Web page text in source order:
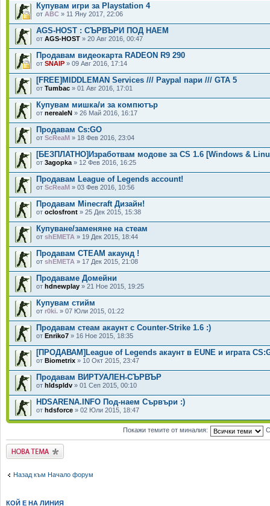
Купувам игри за Playstation 4
от ABC » 11 Яну 2017, 22:06
AGS-HOST : СЪРВЪРИ ПОД НАЕМ
от AGS-HOST » 20 Авг 2016, 00:47
Продавам видеокарта RADEON R9 290
от SNAIP » 09 Авг 2016, 17:14
[FREE]MIDDLEMAN Services /// Paypal пари /// GTA 5
от Tumbac » 01 Авг 2016, 17:01
Купувам мишка/и за компютър
от nerealeN » 26 Май 2016, 16:17
Продавам Cs:GO
от ScReaM » 18 Фев 2016, 23:04
[БЕЗПЛАТНО]Изработвам модове за CS 1.6 [Windows &
от 3agopka » 12 Фев 2016, 16:25
Продавам League of Legends account!
от ScReaM » 03 Фев 2016, 10:56
Продавам Minecraft Дизайн!
от oclosfront » 25 Дек 2015, 15:38
Купуване/заменяне на стеам
от shEMETA » 19 Дек 2015, 18:44
Продавам СТЕАМ акаунд !
от shEMETA » 17 Дек 2015, 21:08
Продаваме Домейни
от hdnewplay » 21 Ное 2015, 19:25
Купувам стийм
от r0ki. » 07 Юли 2015, 01:22
Продавам стеам акаунт с Counter-Strike 1.6 :)
от Enriko7 » 16 Ное 2015, 18:35
[ПРОДАВАМ]League of Legends акаунт в EUNE и играта
от Biometrix » 10 Окт 2015, 23:47
Продавам ВИРТУАЛЕН-СЪРВЪР
от hldspldv » 01 Сеп 2015, 00:10
HDSARENA.INFO Под-наем Сървъри :)
от hdsforce » 02 Юли 2015, 18:47
Покажи темите от миналия:
Публикувай нова
тема
Назад към Начало форум
КОЙ Е НА ЛИНИЯ